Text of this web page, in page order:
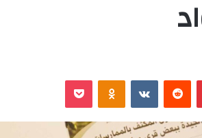
بينتيريست ‏Reddit
‏VKontakte
Odnoklassniki بوكيت